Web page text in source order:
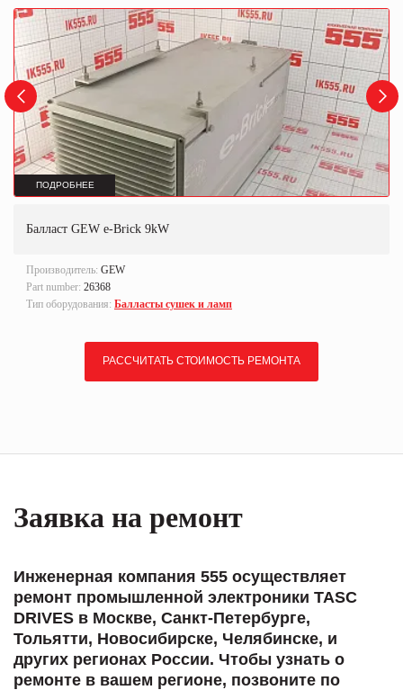
ПОДРОБНЕЕ
Балласт GEW e-Brick 9kW
Производитель: GEW
Part number: 26368
Тип оборудования: Балласты сушек и ламп
РАССЧИТАТЬ СТОИМОСТЬ РЕМОНТА
Заявка на ремонт
Инженерная компания 555 осуществляет
ремонт промышленной электроники TASC
DRIVES в Москве, Санкт-Петербурге,
Тольятти, Новосибирске, Челябинске, и
других регионах России. Чтобы узнать о
ремонте в вашем регионе, позвоните по